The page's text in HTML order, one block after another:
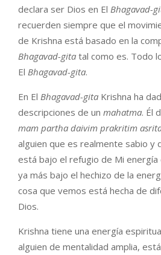
declara ser Dios en El Bhagavad-
recuerden siempre que el
de Krishna está basado en la
Bhagavad-gita tal como es. Todo
El Bhagavad-gita.
En El Bhagavad-gita Krishna ha
descripciones de un mahatma. Él
mam partha daivim prakritim asrit
alguien que es realmente sabio y
está bajo el refugio de Mi energía
ya más bajo el hechizo de la
cosa que vemos está hecha de
Dios.
Krishna tiene una energía
alguien de mentalidad amplia,